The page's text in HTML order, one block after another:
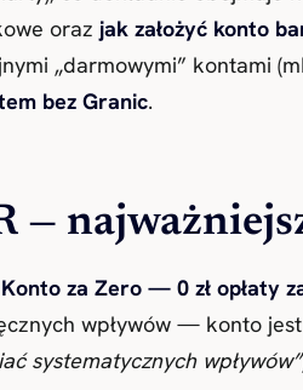
oraz jak założyć konto
„darmowymi” kontami
bez Granic.
—
Konto za Zero — 0 zł opłaty
wpływów — konto
systematycznych wpływów”